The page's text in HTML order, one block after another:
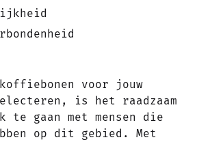
voor jouw
is het raadzaam
te gaan met mensen die
op dit gebied. Met